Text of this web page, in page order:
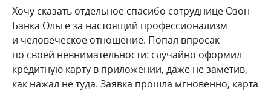
Хочу сказать отдельное спасибо сотруднице Озон
Банка Ольге за настоящий профессионализм
и человеческое отношение. Попал впросак
по своей невнимательности: случайно оформил
кредитную карту в приложении, даже не заметив,
как нажал не туда. Заявка прошла мгновенно, карта